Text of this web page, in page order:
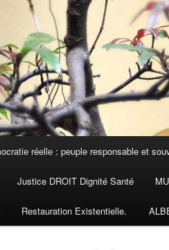
réelle : peuple responsable et
Justice DROIT Dignité Santé
Restauration Existentielle.